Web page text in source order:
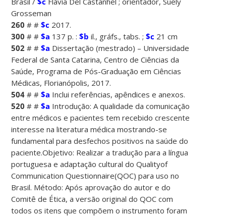
Grosseman
260 # #$c 2017.
300 # #$a 137 p. :$b il., gráfs., tabs. ;$c 21 cm
502 # #$a Dissertação (mestrado) – Universidade
Federal de Santa Catarina, Centro de Ciências da
Saúde, Programa de Pós-Graduação em Ciências
Médicas, Florianópolis, 2017.
504 # #$a Inclui referências, apêndices e anexos.
520 # #$a Introdução: A qualidade da comunicação
entre médicos e pacientes tem recebido crescente
interesse na literatura médica mostrando-se
fundamental para desfechos positivos na saúde do
paciente.Objetivo: Realizar a tradução para a língua
portuguesa e adaptação cultural do Qualityof
Communication Questionnaire(QOC) para uso no
Brasil. Método: Após aprovação do autor e do
Comitê de Ética, a versão original do QOC com
todos os itens que compõem o instrumento foram